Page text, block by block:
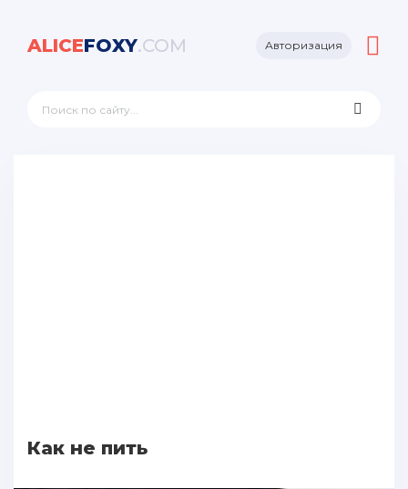
ALICEFOXY.COM Авторизация
Как не пить